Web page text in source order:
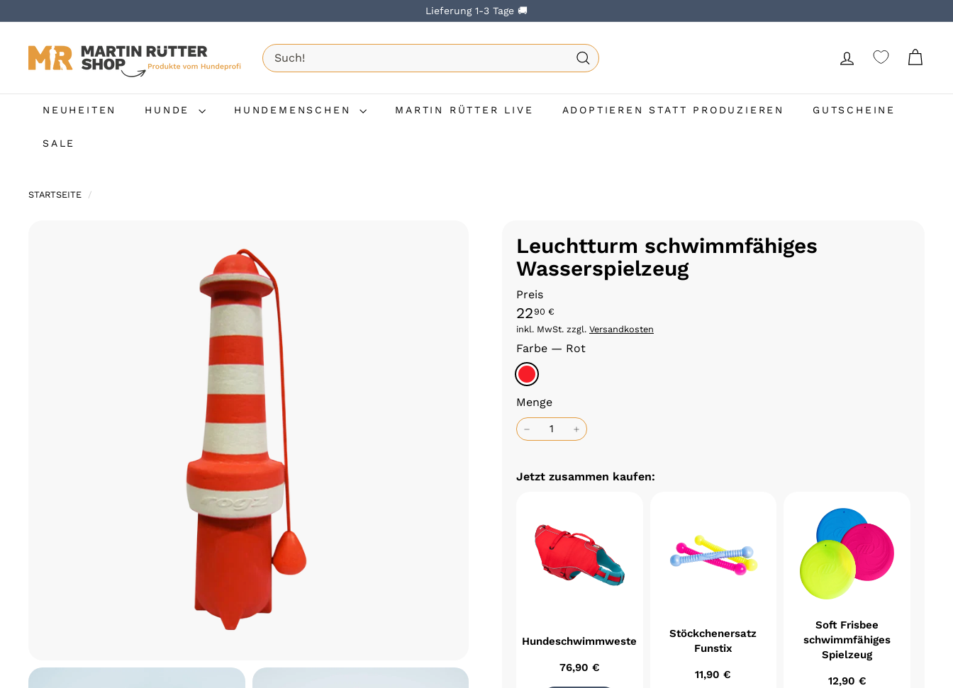
Lieferung 1-3 Tage 🚚
NEUHEITEN HUNDE HUNDEMENSCHEN MARTIN RÜTTER LIVE ADOPTIEREN STATT PRODUZIEREN GUTSCHEINE
SALE
STARTSEITE /
Leuchtturm schwimmfähiges
Wasserspielzeug
Preis
2290 €
inkl. MwSt. zzgl. Versandkosten
Farbe — Rot
Menge
Jetzt zusammen kaufen:
Hundeschwimmweste
76,90 €
Stöckchenersatz
Funstix
11,90 €
Soft Frisbee
schwimmfähiges
Spielzeug
12,90 €